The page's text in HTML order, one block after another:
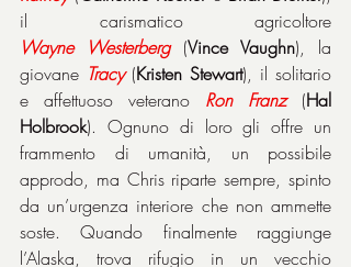
Wayne
Westerberg (Vince Vaughn), la
giovane Tracy (Kristen Stewart), il solitario
e affettuoso veterano Ron Franz (Hal
Holbrook). Ognuno di loro gli offre un
frammento di umanità, un possibile
approdo, ma Chris riparte sempre, spinto
da un’urgenza interiore che non ammette
soste. Quando finalmente raggiunge
l’Alaska, trova rifugio in un vecchio